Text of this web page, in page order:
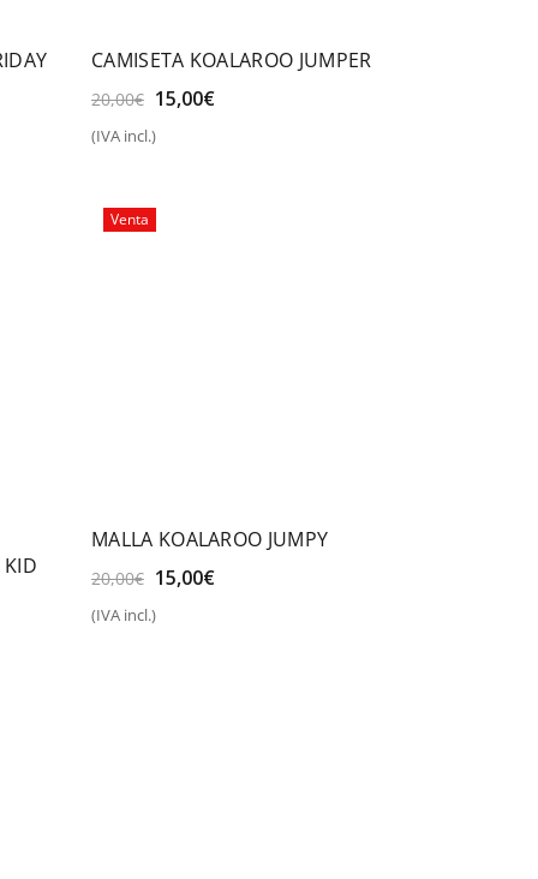
CAMISETA KOALAROO JUMPER
20,00€ El
original
15,00€El
(IVA incl.)
Seleccionar opciones
KID
Venta
MALLA KOALAROO JUMPY
20,00€ El
original
15,00€El
(IVA incl.)
Seleccionar opciones